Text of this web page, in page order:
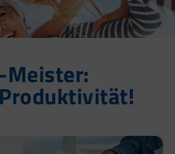
Meister: